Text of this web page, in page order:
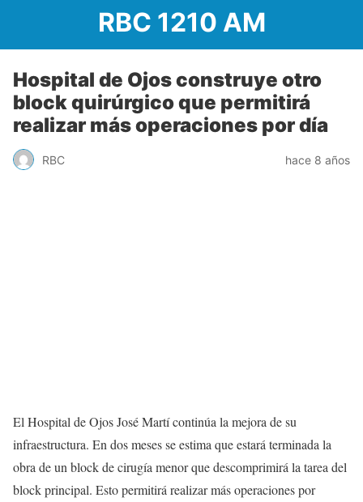
RBC 1210 AM
Hospital de Ojos construye otro
block quirúrgico que permitirá
realizar más operaciones por día
RBC hace 8 años
El Hospital de Ojos José Martí continúa la mejora de su
infraestructura. En dos meses se estima que estará terminada la
obra de un block de cirugía menor que descomprimirá la tarea del
block principal. Esto permitirá realizar más operaciones por